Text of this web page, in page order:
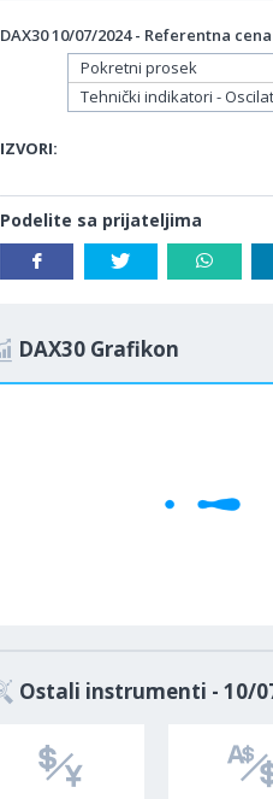
DAX30 10/07/2024 - Referentna
Pokretni prosek
Tehnički indikatori -
IZVORI:
Podelite sa prijateljima
DAX30 Grafikon
Ostali instrumenti - 10/